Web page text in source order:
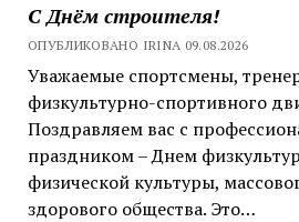
С Днём строителя!
ОПУБЛИКОВАНО IRINA 09.08.2026
Уважаемые спортсмены,
физкультурно-спортивного
Поздравляем вас с
праздником – Днем
физической культуры,
здорового общества. Это…